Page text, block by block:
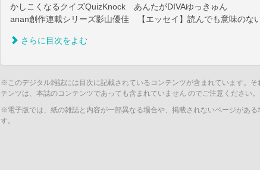
かしこくなるクイズQuizKnock あんたがDIVAゆっきゅん
anan創作連載シリーズ影山優佳 【エッセイ】読んでも意味のな
さらに目次をよむ
※このデジタル雑誌には目次に記載されているコンテンツが含まれています。そ
テンツは、本誌のコンテンツであっても含まれていません のでご注意ください。
※電子版では、紙の雑誌と内容が一部異なる場合や、掲載されないページがある
す。